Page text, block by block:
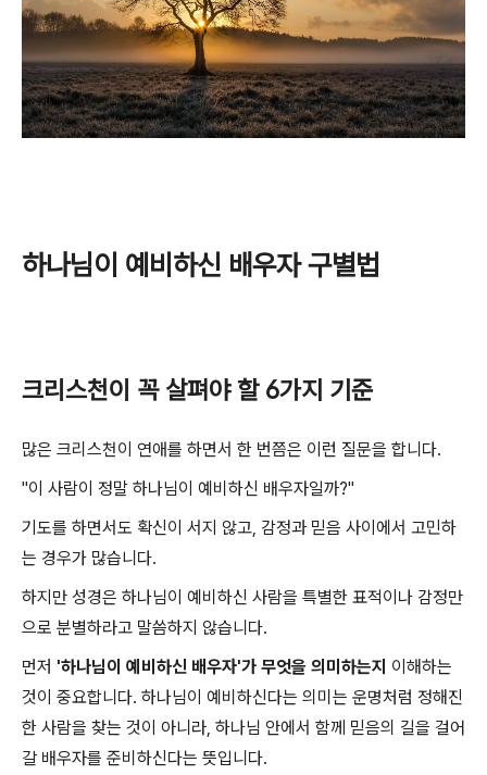
하나님이 예비하신 배우자 구별법
크리스천이 꼭 살펴야 할 6가지 기준
많은 크리스천이 연애를 하면서 한 번쯤은 이런 질문을 합니다.
"이 사람이 정말 하나님이 예비하신 배우자일까?"
기도를 하면서도 확신이 서지 않고, 감정과 믿음 사이에서 고민하
는 경우가 많습니다.
하지만 성경은 하나님이 예비하신 사람을 특별한 표적이나 감정만
으로 분별하라고 말씀하지 않습니다.
먼저 '하나님이 예비하신 배우자'가 무엇을 의미하는지 이해하는
것이 중요합니다. 하나님이 예비하신다는 의미는 운명처럼 정해진
한 사람을 찾는 것이 아니라, 하나님 안에서 함께 믿음의 길을 걸어
갈 배우자를 준비하신다는 뜻입니다.